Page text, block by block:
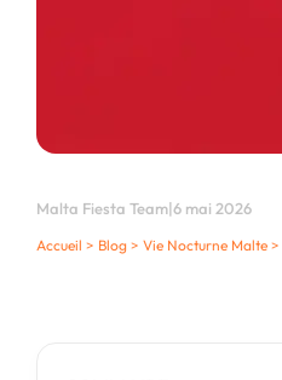
Malta Fiesta Team|6 mai 2026
Accueil > Blog > Vie Nocturne Malte >